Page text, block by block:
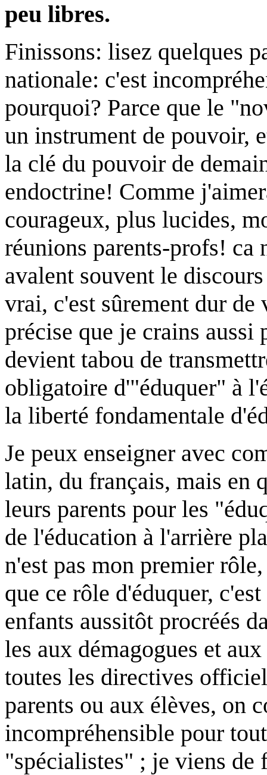
peu libres.
Finissons: lisez quelques
nationale: c'est
pourquoi? Parce que le
un instrument de pouvoir,
la clé du pouvoir de
endoctrine! Comme
courageux, plus lucides,
réunions parents-profs!
avalent souvent le
vrai, c'est sûrement dur
précise que je crains aussi
devient tabou de
obligatoire d'"éduquer" à
la liberté fondamentale
Je peux enseigner avec
latin, du français, mais en
leurs parents pour les
de l'éducation à l'arrière
n'est pas mon premier
que ce rôle d'éduquer,
enfants aussitôt procréés
les aux démagogues et
toutes les directives
parents ou aux élèves, on
incompréhensible pour
"spécialistes" ; je viens de